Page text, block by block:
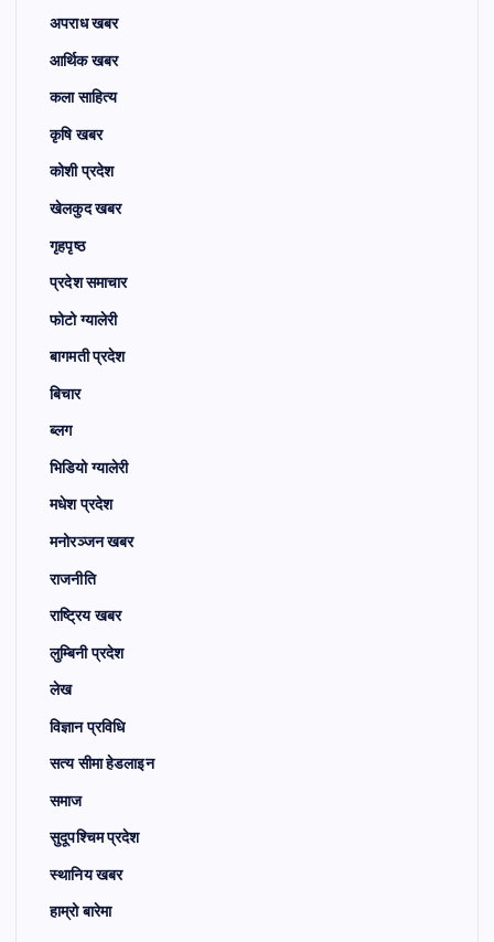
अपराध खबर
आर्थिक खबर
कला साहित्य
कृषि खबर
कोशी प्रदेश
खेलकुद खबर
गृहपृष्ठ
प्रदेश समाचार
फोटो ग्यालेरी
बागमती प्रदेश
बिचार
ब्लग
भिडियो ग्यालेरी
मधेश प्रदेश
मनोरञ्जन खबर
राजनीति
राष्ट्रिय खबर
लुम्बिनी प्रदेश
लेख
विज्ञान प्रविधि
सत्य सीमा हेडलाइन
समाज
सुदूपश्चिम प्रदेश
स्थानिय खबर
हाम्रो बारेमा